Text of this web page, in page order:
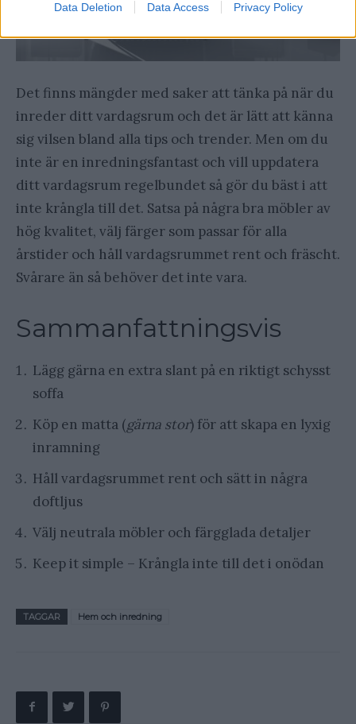
Data Deletion Data Access Privacy Policy
Det finns mängder med saker att tänka på när du
inreder ditt vardagsrum och det är lätt att känna
sig vilsen bland alla tips och trender. Men om du
inte är en inredningsfantast och vill uppdatera
ditt vardagsrum regelbundet så gör du bäst i att
inte krångla till det. Satsa på några bra möbler av
hög kvalitet, välj färger som passar för alla
årstider och håll vardagsrummet rent och fräscht.
Svårare än så behöver det inte vara.
Sammanfattningsvis
Lägg gärna en extra slant på en riktigt schysst
soffa
Köp en matta (gärna stor) för att skapa en lyxig
inramning
Håll vardagsrummet rent och sätt in några
doftljus
Välj neutrala möbler och färgglada detaljer
Keep it simple – Krångla inte till det i onödan
TAGGAR Hem och inredning